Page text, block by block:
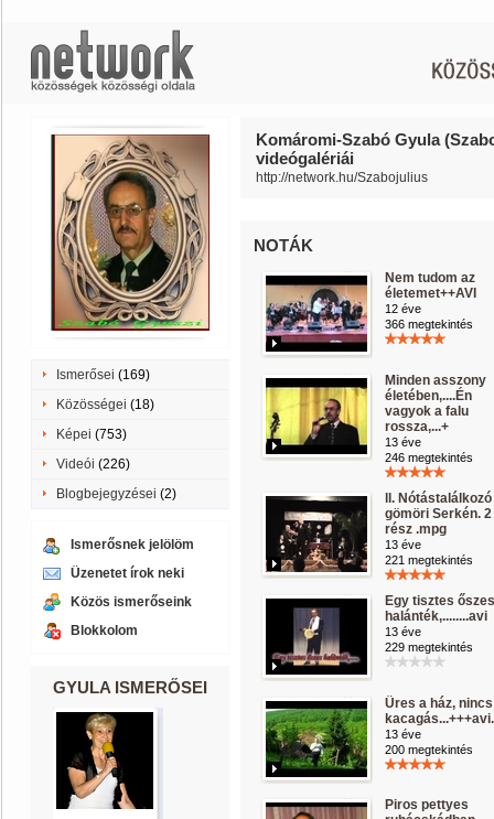
Ismerősei (169)
Közösségei (18)
Képei (753)
Videói (226)
Blogbejegyzései (2)
Ismerősnek jelölöm
Üzenetet írok neki
Közös ismerőseink
Blokkolom
GYULA ISMERŐSEI
Komáromi-Szabó Gyula
videógalériái
http://network.hu/Szabojulius
NOTÁK
Nem tudom az
életemet++AVI
12 éve
366 megtekintés
Minden asszony
életében,....Én
vagyok a falu
rossza,...+
13 éve
246 megtekintés
ll.
gömöri Serkén. 2
rész .mpg
13 éve
221 megtekintés
Egy tisztes őszes
halánték,........avi
13 éve
229 megtekintés
Üres a ház, nincs
13 éve
200 megtekintés
Piros pettyes